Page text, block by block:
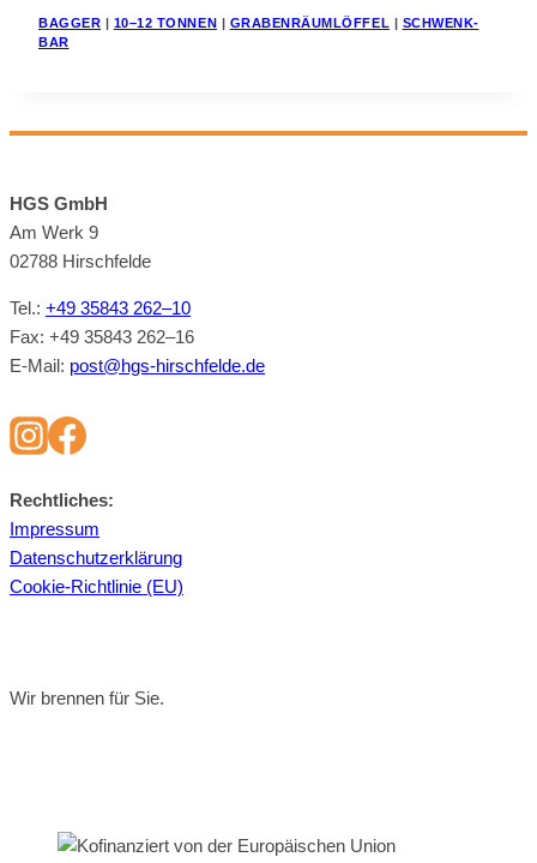
BAG­GER | 10–12 TON­NEN | GRA­BEN­RÄUM­LÖF­FEL | SCHWENK­
BAR
HGS GmbH
Am Werk 9
02788 Hirsch­felde
Tel.: +49 35843 262–10
Fax: +49 35843 262–16
E‑Mail: post@​hgs-​hirschfelde.​de
Recht­li­ches:
Im­pres­sum
Da­ten­schutz­er­klä­rung
Coo­kie-Richt­li­nie (EU)
Wir brennen für Sie.